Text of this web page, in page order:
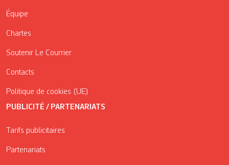
Équipe
Chartes
Soutenir Le Courrier
Contacts
Politique de cookies (UE)
PUBLICITÉ / PARTENARIATS
Tarifs publicitaires
Partenariats